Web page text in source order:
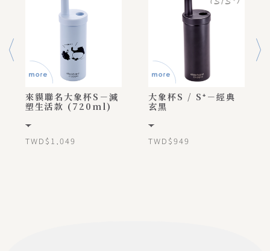
來貘聯名大象杯S－減
塑生活款 (720ml)
TWD$1,049
大象杯S / S⁺－經典
玄黑
TWD$949